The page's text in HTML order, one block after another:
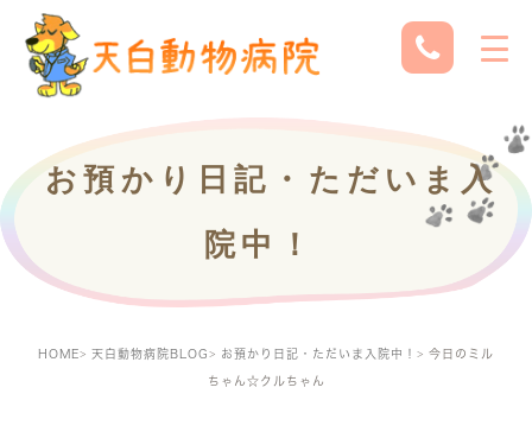
お預かり日記・ただいま入
院中！
HOME 天白動物病院BLOG お預かり日記・ただいま入院中！ 今日のミル
ちゃん☆クルちゃん